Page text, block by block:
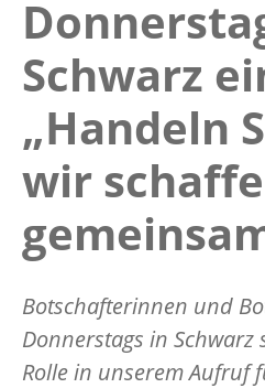
Schwarz
„Handeln
wir
Botschafterinnen und
Donnerstags in
Rolle in unserem Aufruf